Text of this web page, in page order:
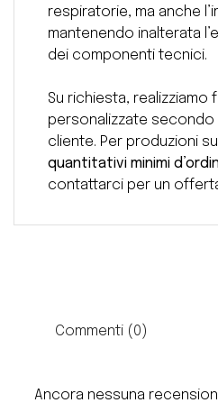
respiratorie, ma anche
mantenendo inalterata
dei componenti tecnici.
Su richiesta, realizziamo
personalizzate secondo
cliente. Per produzioni
quantitativi minimi
contattarci per un
Commenti (0)
Ancora nessuna